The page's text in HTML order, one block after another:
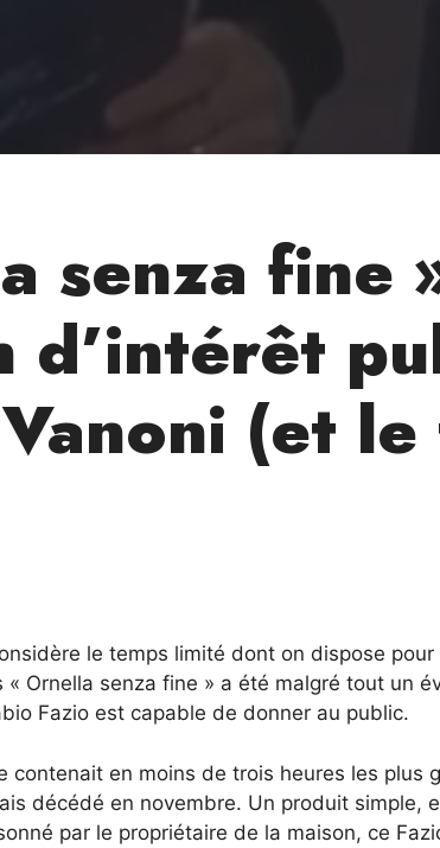
senza fine
d’intérêt
(et
le temps limité dont on dispose
« Ornella senza fine » a été malgré tout un
Fazio est capable de donner au public.
contenait en moins de trois heures les
décédé en novembre. Un produit simple,
par le propriétaire de la maison, ce